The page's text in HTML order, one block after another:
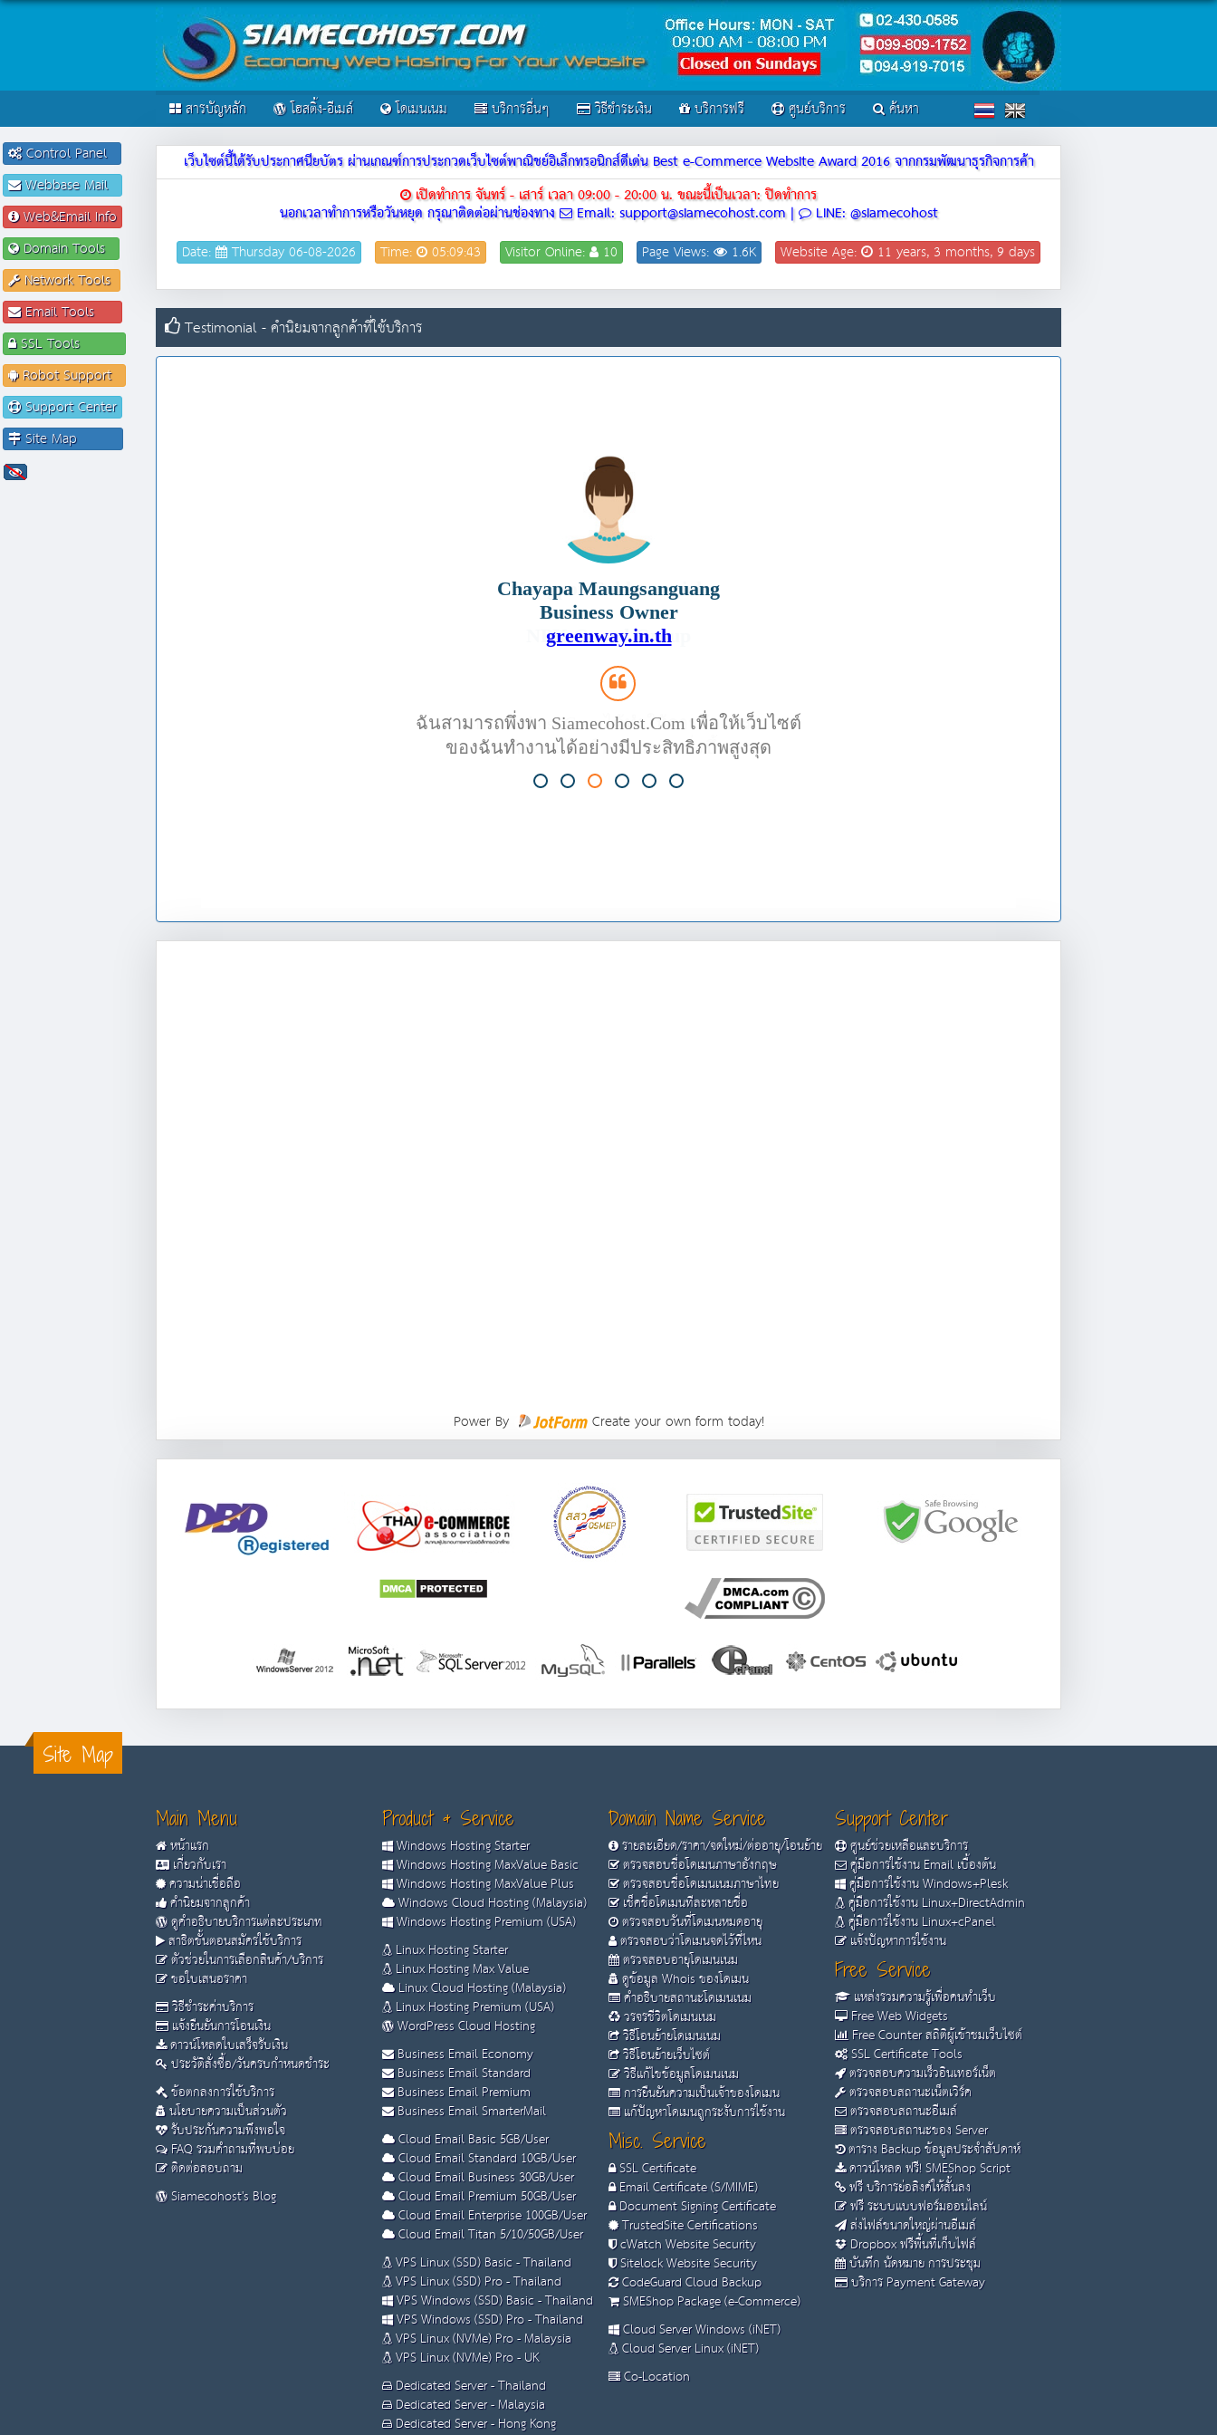
สารบัญหลัก โฮสติ้ง-อีเมล์ โดเมนเนม บริการอื่นๆ วิธีชำระเงิน บริการฟรี ศูนย์บริการ ค้นหา
เว็บไซต์นี้ได้รับประกาศนียบัตร ผ่านเกณฑ์การประกวดเว็บไซต์พาณิชย์อิเล็กทรอนิกส์ดีเด่น Best e-Commerce Website Award 2016 จากกรมพัฒนาธุรกิจการค้า
เปิดทำการ จันทร์ - เสาร์ เวลา 09:00 - 20:00 น.ขณะนี้เป็นเวลา: ปิดทำการ
นอกเวลาทำการหรือวันหยุด กรุณาติดต่อผ่านช่องทาง Email: support@siamecohost.com | LINE: @siamecohost
Date: Thursday 06-08-2026 Time: 05:09:43 Visitor Online: 10 Page Views: 1.6K Website Age: 11 years, 3 months, 9 days
Testimonial - คำนิยมจากลูกค้าที่ใช้บริการ
Power By Create your own form today!
Site Map
Main Menu
หน้าแรก
เกี่ยวกับเรา
ความน่าเชื่อถือ
คำนิยมจากลูกค้า
ดูคำอธิบายบริการแต่ละประเภท
สาธิตขั้นตอนสมัครใช้บริการ
ตัวช่วยในการเลือกสินค้า/บริการ
ขอใบเสนอราคา
วิธีชำระค่าบริการ
แจ้งยืนยันการโอนเงิน
ดาวน์โหลดใบเสร็จรับเงิน
ประวัติสั่งซื้อ/วันครบกำหนดชำระ
ข้อตกลงการใช้บริการ
นโยบายความเป็นส่วนตัว
รับประกันความพึงพอใจ
FAQ รวมคำถามที่พบบ่อย
ติดต่อสอบถาม
Siamecohost's Blog
Product & Service
Windows Hosting Starter
Windows Hosting MaxValue Basic
Windows Hosting MaxValue Plus
Windows Cloud Hosting (Malaysia)
Windows Hosting Premium (USA)
Linux Hosting Starter
Linux Hosting Max Value
Linux Cloud Hosting (Malaysia)
Linux Hosting Premium (USA)
WordPress Cloud Hosting
Business Email Economy
Business Email Standard
Business Email Premium
Business Email SmarterMail
Cloud Email Basic 5GB/User
Cloud Email Standard 10GB/User
Cloud Email Business 30GB/User
Cloud Email Premium 50GB/User
Cloud Email Enterprise 100GB/User
Cloud Email Titan 5/10/50GB/User
VPS Linux (SSD) Basic - Thailand
VPS Linux (SSD) Pro - Thailand
VPS Windows (SSD) Basic - Thailand
VPS Windows (SSD) Pro - Thailand
VPS Linux (NVMe) Pro - Malaysia
VPS Linux (NVMe) Pro - UK
Dedicated Server - Thailand
Dedicated Server - Malaysia
Dedicated Server - Hong Kong
Domain Name Service
รายละเอียด/ราคา/จดใหม่/ต่ออายุ/โอนย้าย
ตรวจสอบชื่อโดเมนภาษาอังกฤษ
ตรวจสอบชื่อโดเมนเนมภาษาไทย
เช็คชื่อโดเมนทีละหลายชื่อ
ตรวจสอบวันที่โดเมนหมดอายุ
ตรวจสอบว่าโดเมนจดไว้ที่ไหน
ตรวจสอบอายุโดเมนเนม
ดูข้อมูล Whois ของโดเมน
คำอธิบายสถานะโดเมนเนม
วรจรชีวิตโดเมนเนม
วิธีโอนย้ายโดเมนเนม
วิธีโอนย้ายเว็บไซต์
วิธีแก้ไขข้อมูลโดเมนเนม
การยืนยันความเป็นเจ้าของโดเมน
แก้ปัญหาโดเมนถูกระงับการใช้งาน
Misc. Service
SSL Certificate
Email Certificate (S/MIME)
Document Signing Certificate
TrustedSite Certifications
cWatch Website Security
Sitelock Website Security
CodeGuard Cloud Backup
SMEShop Package (e-Commerce)
Cloud Server Windows (iNET)
Cloud Server Linux (iNET)
Co-Location
Support Center
ศูนย์ช่วยเหลือและบริการ
คู่มือการใช้งาน Email เบื้องต้น
คู่มือการใช้งาน Windows+Plesk
คู่มือการใช้งาน Linux+DirectAdmin
คู่มือการใช้งาน Linux+cPanel
แจ้งปัญหาการใช้งาน
Free Service
แหล่งรวมความรู้เพื่อคนทำเว็บ
Free Web Widgets
Free Counter สถิติผู้เข้าชมเว็บไซต์
SSL Certificate Tools
ตรวจสอบความเร็วอินเทอร์เน็ต
ตรวจสอบสถานะเน็ตเวิร์ค
ตรวจสอบสถานะอีเมล์
ตรวจสอบสถานะของ Server
ตาราง Backup ข้อมูลประจำสัปดาห์
ดาวน์โหลด ฟรี! SMEShop Script
ฟรี บริการย่อลิงค์ให้สั้นลง
ฟรี ระบบแบบฟอร์มออนไลน์
ส่งไฟล์ขนาดใหญ่ผ่านอีเมล์
Dropbox ฟรีพื้นที่เก็บไฟล์
บันทึก นัดหมาย การประชุม
บริการ Payment Gateway
Control Panel
Webbase Mail
Web&Email Info
Domain Tools
Network Tools
Email Tools
SSL Tools
Robot Support
Support Center
Site Map